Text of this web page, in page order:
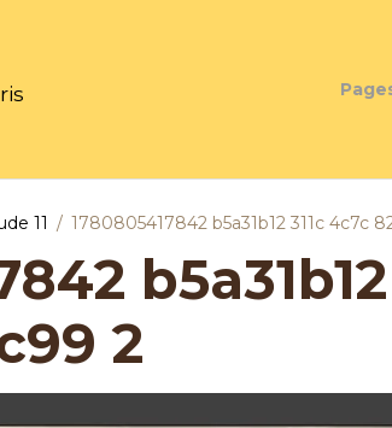
11 1780805417842 b5a31b12 311c 4c7c
2